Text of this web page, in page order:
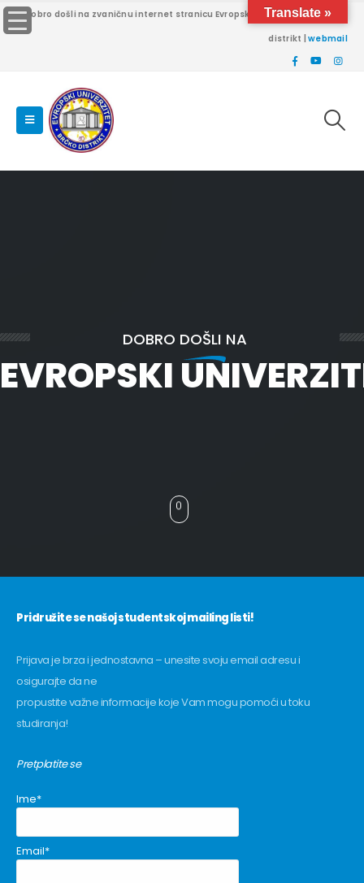
Dobro došli na zvaničnu internet stranicu Evropskog univerziteta Brčko
distrikt |webmail
DOBRO DOŠLI NA
EVROPSKI
Pridružite se našoj studentskoj mailing listi!
Prijava je brza i jednostavna – unesite svoju email adresu i
osigurajte da ne
propustite važne informacije koje Vam mogu pomoći u toku
studiranja!
Pretplatite se
Ime*
Email*
Translate »